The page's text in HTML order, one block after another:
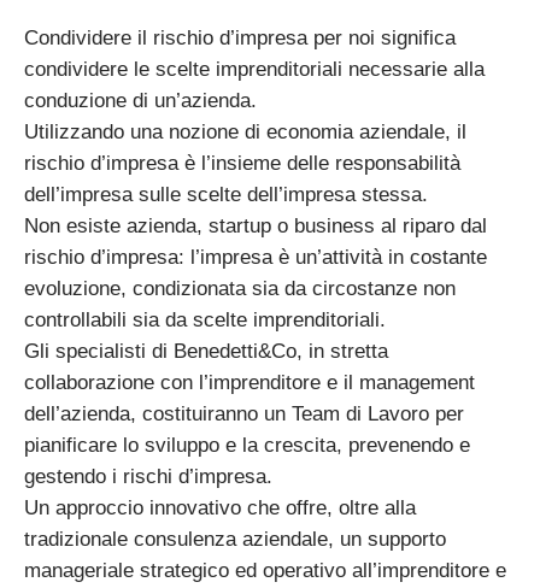
Condividere il rischio d’impresa per noi significa
condividere le scelte imprenditoriali necessarie alla
conduzione di un’azienda.
Utilizzando una nozione di economia aziendale, il
rischio d’impresa è l’insieme delle responsabilità
dell’impresa sulle scelte dell’impresa stessa.
Non esiste azienda, startup o business al riparo dal
rischio d’impresa: l’impresa è un’attività in costante
evoluzione, condizionata sia da circostanze non
controllabili sia da scelte imprenditoriali.
Gli specialisti di Benedetti&Co, in stretta
collaborazione con l’imprenditore e il management
dell’azienda, costituiranno un Team di Lavoro per
pianificare lo sviluppo e la crescita, prevenendo e
gestendo i rischi d’impresa.
Un approccio innovativo che offre, oltre alla
tradizionale consulenza aziendale, un supporto
manageriale strategico ed operativo all’imprenditore e